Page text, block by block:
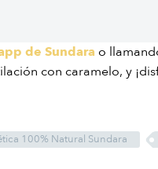
de Sundara o
con caramelo, y
100% Natural Sundara